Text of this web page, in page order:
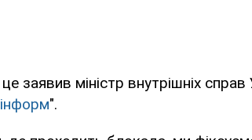
заявив міністр внутрішніх
".